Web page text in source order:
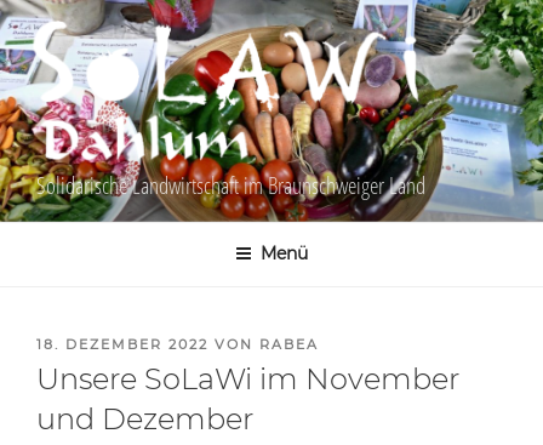
Zum
Inhalt
springen
Solidarische Landwirtschaft im Braunschweiger Land
Menü
VERÖFFENTLICHT
AM
18. DEZEMBER 2022 VON RABEA
Unsere SoLaWi im November
und Dezember